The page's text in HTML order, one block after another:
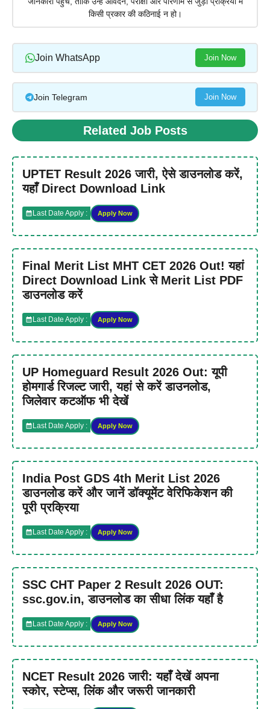
किसी प्रकार की कठिनाई न हो।
Join WhatsApp Join Now
Join Telegram Join Now
Related Job Posts
UPTET Result 2026 जारी, ऐसे डाउनलोड करें,
यहाँ Direct Download Link
Last Date Apply : Apply Now
Final Merit List MHT CET 2026 Out! यहां
Direct Download Link से Merit List PDF
डाउनलोड करें
Last Date Apply : Apply Now
UP Homeguard Result 2026 Out: यूपी
होमगार्ड रिजल्ट जारी, यहां से करें डाउनलोड,
जिलेवार कटऑफ भी देखें
Last Date Apply : Apply Now
India Post GDS 4th Merit List 2026
डाउनलोड करें और जानें डॉक्यूमेंट वेरिफिकेशन की
पूरी प्रक्रिया
Last Date Apply : Apply Now
SSC CHT Paper 2 Result 2026 OUT:
ssc.gov.in, डाउनलोड का सीधा लिंक यहाँ है
Last Date Apply : Apply Now
NCET Result 2026 जारी: यहाँ देखें अपना
स्कोर, स्टेप्स, लिंक और जरूरी जानकारी